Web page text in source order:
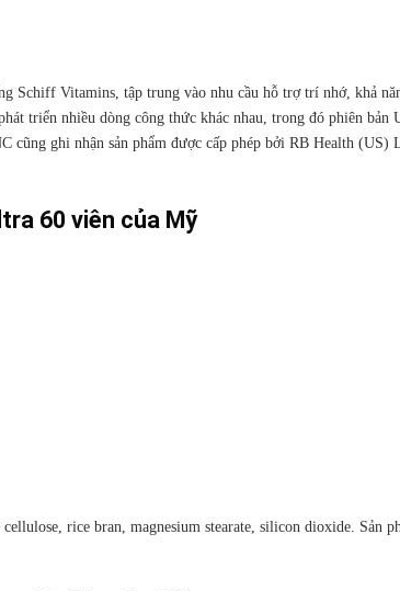
Schiff Vitamins, tập trung vào nhu cầu hỗ trợ trí nhớ, khả
triển nhiều dòng công thức khác nhau, trong đó phiên bản
cũng ghi nhận sản phẩm được cấp phép bởi RB Health (US)
60 viên của Mỹ
cellulose, rice bran, magnesium stearate, silicon dioxide. Sản